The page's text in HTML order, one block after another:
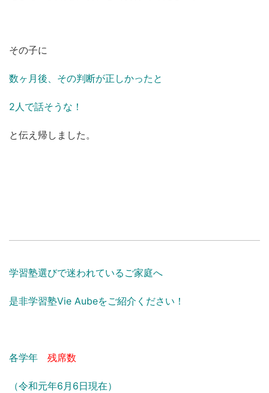
その子に
数ヶ月後、その判断が正しかったと
2人で話そうな！
と伝え帰しました。
学習塾選びで迷われているご家庭へ
是非学習塾Vie Aubeをご紹介ください！
各学年 残席数
（令和元年6月6日現在）